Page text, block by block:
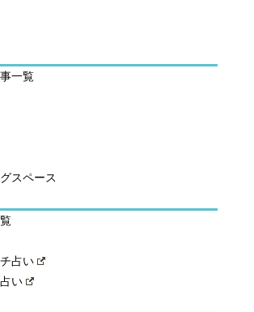
一覧
スペース
占い
い